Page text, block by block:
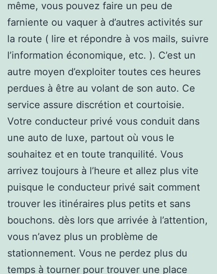
même, vous pouvez faire un peu de
farniente ou vaquer à d’autres activités sur
la route ( lire et répondre à vos mails, suivre
l’information économique, etc. ). C’est un
autre moyen d’exploiter toutes ces heures
perdues à être au volant de son auto. Ce
service assure discrétion et courtoisie.
Votre conducteur privé vous conduit dans
une auto de luxe, partout où vous le
souhaitez et en toute tranquilité. Vous
arrivez toujours à l’heure et allez plus vite
puisque le conducteur privé sait comment
trouver les itinéraires plus petits et sans
bouchons. dès lors que arrivée à l’attention,
vous n’avez plus un problème de
stationnement. Vous ne perdez plus du
temps à tourner pour trouver une place